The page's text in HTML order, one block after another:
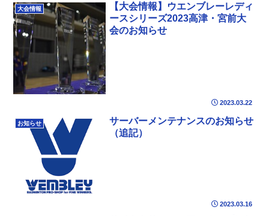
大会情報
【大会情報】ウエンブレーレディ
ースシリーズ2023高津・宮前大
会のお知らせ
2023.03.22
お知らせ
サーバーメンテナンスのお知らせ
（追記）
2023.03.16